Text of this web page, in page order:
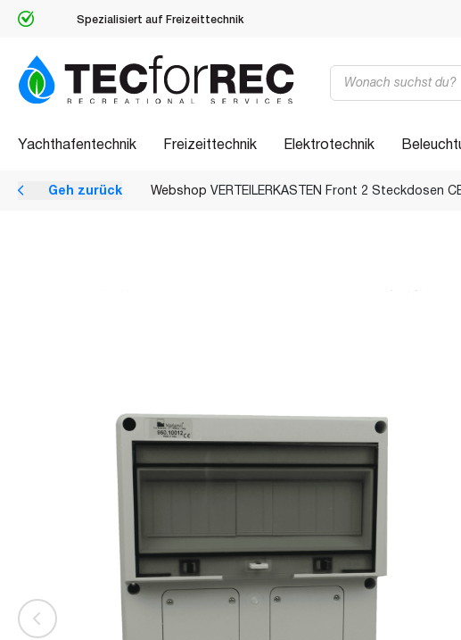
Spezialisiert auf Freizeittechnik
Products
search
Yachthafentechnik Freizeittechnik Elektrotechnik
Geh zurück Webshop VERTEILERKASTEN Front 2 Steckdosen